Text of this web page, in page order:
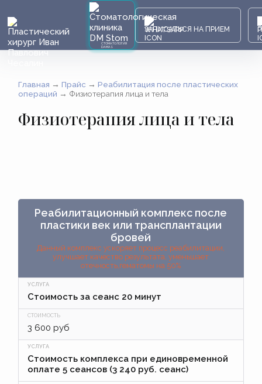
СТОМАТОЛОГИЯ
DAMAS
ЗАПИСАТЬСЯ НА ПРИЕМ
Главная →Прайс →Реабилитация после пластических
операций → Физиотерапия лица и тела
Физиотерапия лица и тела
Реабилитационный комплекс после
пластики век или трансплантации
бровей
Данный комплекс ускоряет процесс реабилитации,
улучшает качество результата, уменьшает
отечность,гематомы на 50%
Стоимость за сеанс 20 минут
3 600 руб
Стоимость комплекса при единовременной
оплате 5 сеансов (3 240 руб. сеанс)